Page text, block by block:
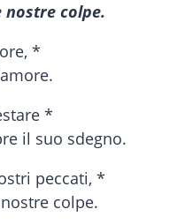
colpe.
*
*
il suo sdegno.
peccati, *
colpe.